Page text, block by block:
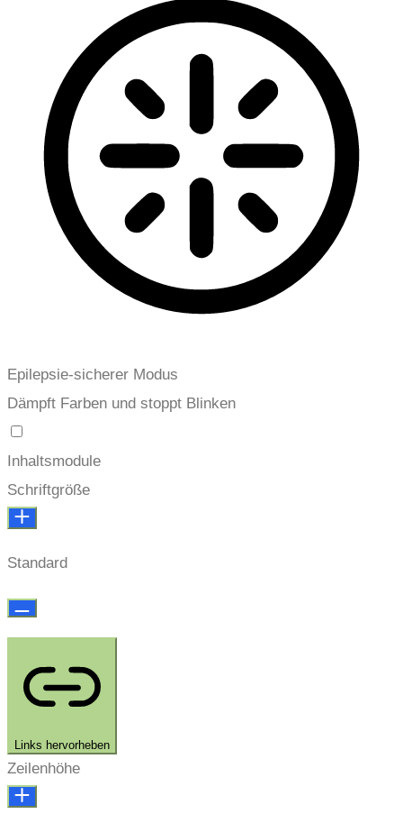
Epilepsie-sicherer Modus
Dämpft Farben und stoppt Blinken
Inhaltsmodule
Schriftgröße
Standard
Links hervorheben
Zeilenhöhe